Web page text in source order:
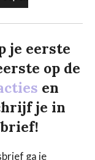
je eerste
op de
en
je in
ga je